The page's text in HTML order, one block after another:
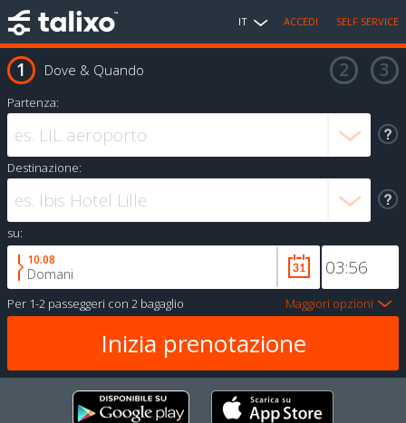
IT ACCEDI SELF SERVICE
Dove & Quando
Partenza:
Destinazione:
su:
10.08
Domani
Per 1-2 passeggeri con 2 bagaglio Maggiori opzioni